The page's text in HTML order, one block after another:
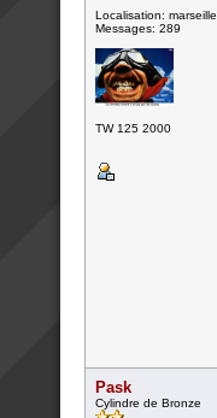
Localisation: marseille
Messages: 289
TW 125 2000
Pask
Cylindre de Bronze